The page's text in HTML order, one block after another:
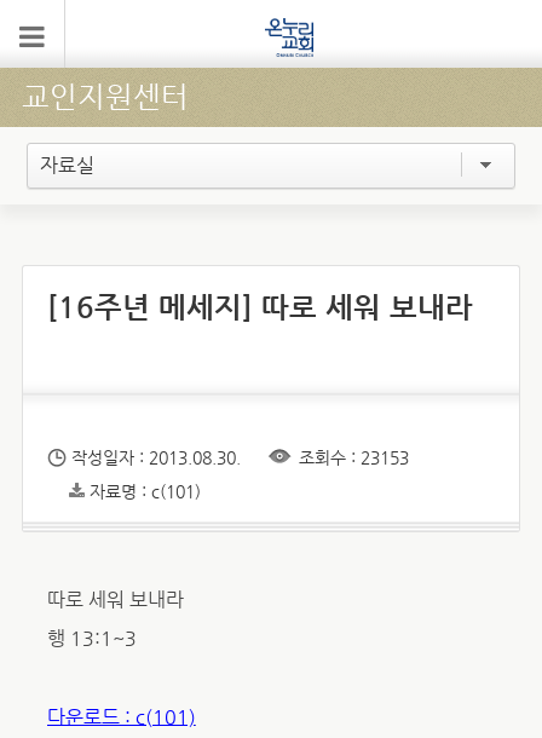
교인지원센터
자료실
[16주년 메세지] 따로 세워 보내라
작성일자 : 2013.08.30.
조회수 : 23153
자료명 : c(101)
따로 세워 보내라
행 13:1~3
다운로드 : c(101)